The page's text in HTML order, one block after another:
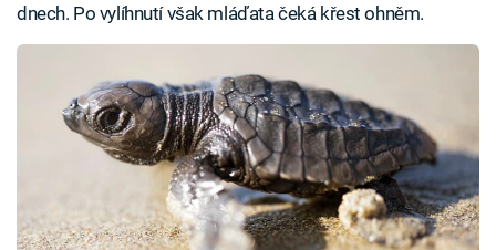
dnech. Po vylíhnutí však mláďata čeká křest ohněm.